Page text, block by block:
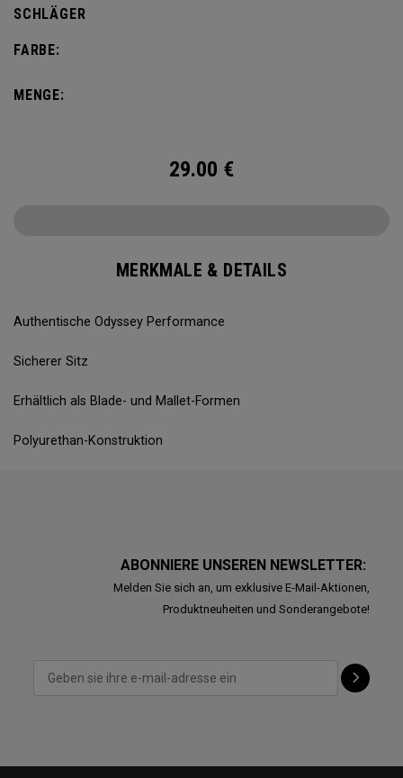
SCHLÄGER
FARBE:
MENGE:
29.00 €
MERKMALE & DETAILS
Authentische Odyssey Performance
Sicherer Sitz
Erhältlich als Blade- und Mallet-Formen
Polyurethan-Konstruktion
ABONNIERE UNSEREN NEWSLETTER:
Melden Sie sich an, um exklusive E-Mail-Aktionen,
Produktneuheiten und Sonderangebote!